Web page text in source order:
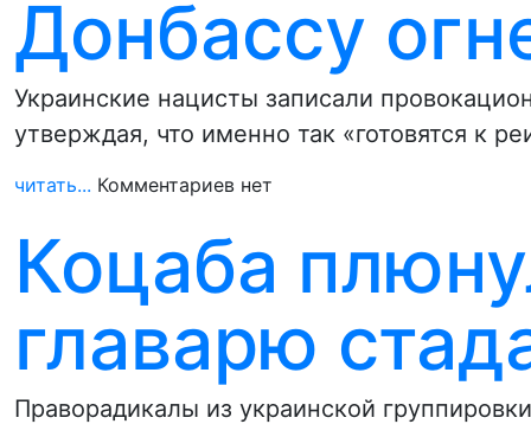
Донбассу
Украинские нацисты записали
утверждая, что именно так «готовятся к
читать... Комментариев нет
Коцаба
главарю
Праворадикалы из украинской